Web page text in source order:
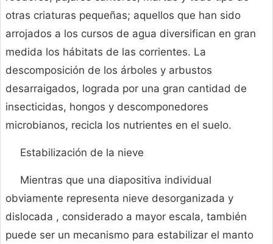
otras criaturas pequeñas; aquellos que han sido
arrojados a los cursos de agua diversifican en gran
medida los hábitats de las corrientes. La
descomposición de los árboles y arbustos
desarraigados, lograda por una gran cantidad de
insecticidas, hongos y descomponedores
microbianos, recicla los nutrientes en el suelo.
Estabilización de la nieve
Mientras que una diapositiva individual
obviamente representa nieve desorganizada y
dislocada , considerado a mayor escala, también
puede ser un mecanismo para estabilizar el manto